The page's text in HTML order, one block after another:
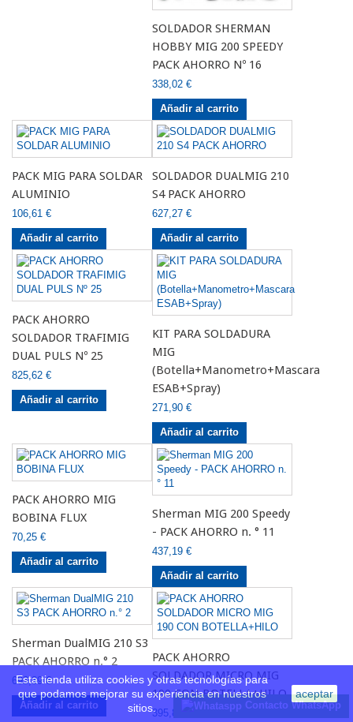
SOLDADOR SHERMAN
HOBBY MIG 200 SPEEDY
PACK AHORRO Nº 16
338,02 €
Añadir al carrito
PACK MIG PARA SOLDAR
ALUMINIO
106,61 €
Añadir al carrito
SOLDADOR DUALMIG 210
S4 PACK AHORRO
627,27 €
Añadir al carrito
PACK AHORRO
SOLDADOR TRAFIMIG
DUAL PULS Nº 25
825,62 €
Añadir al carrito
KIT PARA SOLDADURA
MIG
(Botella+Manometro+Mascara
ESAB+Spray)
271,90 €
Añadir al carrito
PACK AHORRO MIG
BOBINA FLUX
70,25 €
Añadir al carrito
Sherman MIG 200 Speedy
- PACK AHORRO n. ° 11
437,19 €
Añadir al carrito
Sherman DualMIG 210 S3
PACK AHORRO n.° 2
693,39 €
Añadir al carrito
PACK AHORRO
SOLDADOR MICRO MIG
190 CON BOTELLA+HILO
395,87 €
Esta tienda utiliza cookies y otras tecnologías para
que podamos mejorar su experiencia en nuestros
sitios.
aceptar
Contacto WhatsApp